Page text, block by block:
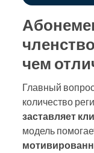
чем
Главный
количество
заставляет
модель